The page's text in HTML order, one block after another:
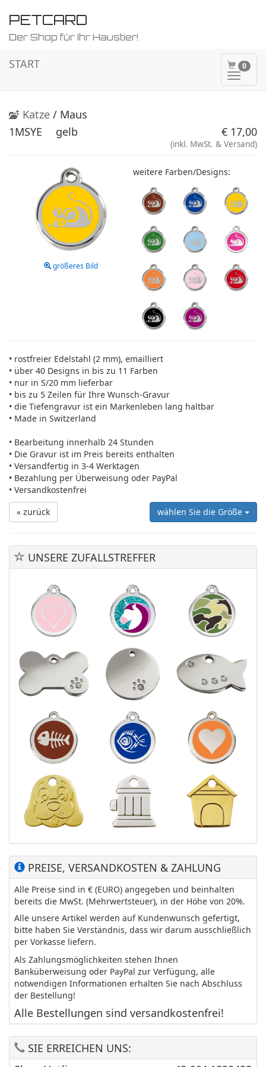
PETCARD
Der Shop für Ihr Haustier!
0
ein-/
START
Katze / Maus
1MSYE
gelb € 17,00
(inkl. MwSt. & Versand)
größeres Bild
weitere Farben/Designs:
• rostfreier Edelstahl (2 mm), emailliert
• über 40 Designs in bis zu 11 Farben
• nur in S/20 mm lieferbar
• bis zu 5 Zeilen für Ihre Wunsch-Gravur
• die Tiefengravur ist ein Markenleben lang haltbar
• Made in Switzerland
• Bearbeitung innerhalb 24 Stunden
• Die Gravur ist im Preis bereits enthalten
• Versandfertig in 3-4 Werktagen
• Bezahlung per Überweisung oder PayPal
• Versandkostenfrei
« zurück
wählen Sie die Größe
UNSERE ZUFALLSTREFFER
PREISE, VERSANDKOSTEN & ZAHLUNG
Alle Preise sind in € (EURO) angegeben und beinhalten
bereits die MwSt. (Mehrwertsteuer), in der Höhe von 20%.
Alle unsere Artikel werden auf Kundenwunsch gefertigt,
bitte haben Sie Verständnis, dass wir darum ausschließlich
per Vorkasse liefern.
Als Zahlungsmöglichkeiten stehen Ihnen
Banküberweisung oder PayPal zur Verfügung, alle
notwendigen Informationen erhalten Sie nach Abschluss
der Bestellung!
Alle Bestellungen sind versandkostenfrei!
SIE ERREICHEN UNS: